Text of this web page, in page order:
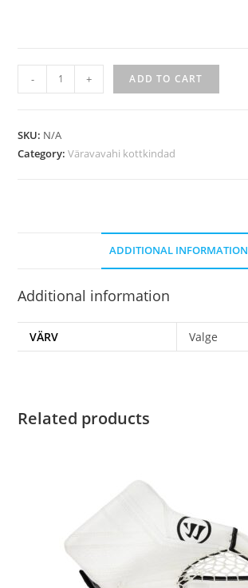
- + ADD TO CART
SKU: N/A
Category:Väravavahi kottkindad
ADDITIONAL INFORMATION
Additional information
VÄRV Valge
Related products